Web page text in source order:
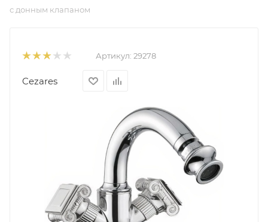
с донным клапаном
Артикул: 29278
Cezares